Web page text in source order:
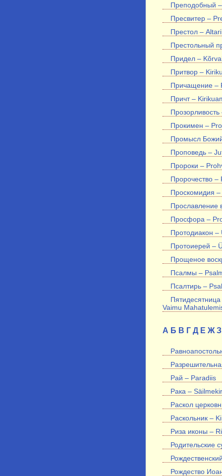
Преподобный
Пресвитер –
Престол –
Престольный
Придел –
Притвор –
Причащение –
Причт –
Прокимен –
Промысл
Проповедь –
Пророки –
Пророчество –
Проскомидия
Прославление
Просфора –
Протодиакон –
Протоиерей –
Прощеное
Псалмы –
Псалтирь –
Vaimu
А Б В Г Д Е Ж З
Рай – Paradiis
Рака –
Раскол
Раскольник –
Риза иконы –
Родительские
Рождество